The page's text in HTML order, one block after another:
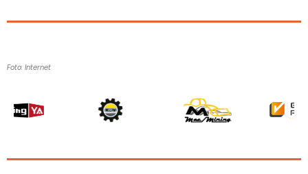
Foto: Internet